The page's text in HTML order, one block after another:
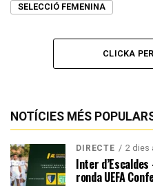
SELECCIÓ FEMENINA
CLICKA
NOTÍCIES MÉS
DIRECTE 2 dies
Inter
ronda UEFA